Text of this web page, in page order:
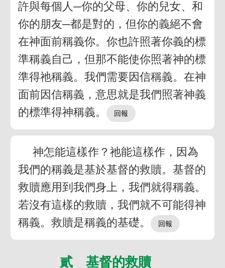
許與每個人─你的父母、你的兒女、和
你的朋友─都是對的，但你的義絕不會
在神面前稱義你。你也許照著你義的標
準稱義自己，但那不能使你照著神的標
準得祂稱義。我們需要因信稱義。在神
面前因信稱義，意思就是我們照著神義
的標準得神稱義。
神怎能這樣作？祂能這樣作，因為
我們的稱義是基於基督的救贖。基督的
救贖應用到我們身上，我們就得稱義。
若沒有這樣的救贖，我們就不可能得神
稱義。救贖是稱義的基礎。
貳 基督的救贖